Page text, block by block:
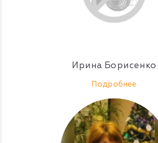
Ирина Борисенко
Подробнее